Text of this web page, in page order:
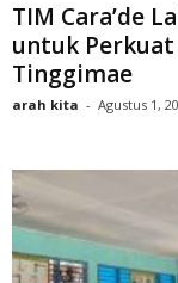
TIM Cara’de
untuk Perkuat
Tinggimae
arah kita - Agustus 1,